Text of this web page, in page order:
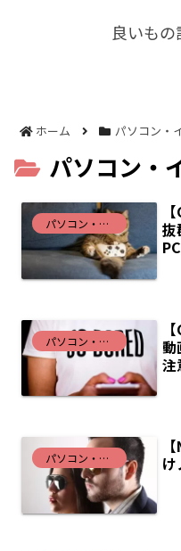
良いも
ホーム パソコン・
パソコン・
パソコン・インターネット
抜
PC
パソコン・インターネット
動
注
パソコン・インターネット
け